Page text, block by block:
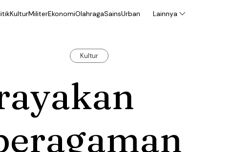
KulturMiliterEkonomiOlahragaSainsUrban Lainnya
Kultur